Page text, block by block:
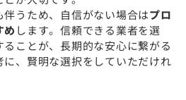
うため、自信がない場合はプロ
め します。信頼できる業者を選
ことが、長期的な安心に繋がる
、賢明な選択をしていただけれ